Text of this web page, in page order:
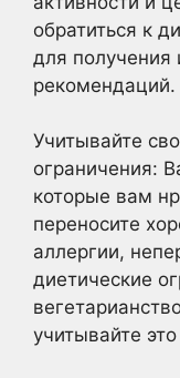
обратиться к
для получения
рекомендаций.
Учитывайте
ограничения:
которые вам
переносите
аллергии,
диетические
учитывайте